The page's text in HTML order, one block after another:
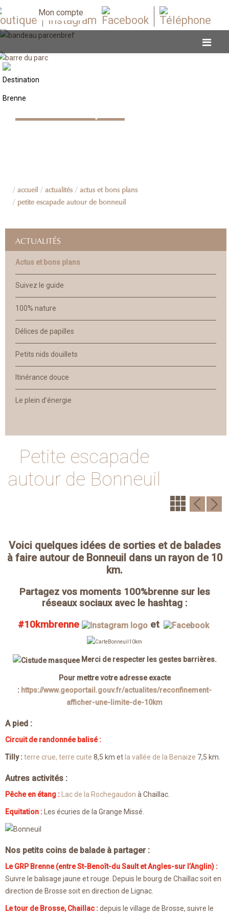
Mon compte
accueil actualités actus et bons plans
petite escapade autour de bonneuil
ACTUALITÉS
Actus et bons plans
Suivez le guide
100% nature
Délices de papilles
Petits nids douillets
Itinérance douce
Le plein d’énergie
Petite escapade
autour de Bonneuil
Voici quelques idées de sorties et de balades
à faire autour de Bonneuil dans un rayon de 10
km.
Partagez vos moments 100%brenne sur les
réseaux sociaux avec le hashtag :
#10kmbrenne
et
Merci de respecter les gestes barrières.
Pour mettre votre adresse exacte
: https://www.geoportail.gouv.fr/actualites/reconfinement-
afficher-une-limite-de-10km
A pied :
Circuit de randonnée balisé :
Tilly :terre crue, terre cuite 8,5 km et la vallée de la Benaize 7,5 km.
Autres activités :
Pêche en étang : Lac de la Rochegaudon à Chaillac.
Equitation : Les écuries de la Grange Missé.
Nos petits coins de balade à partager :
Le GRP Brenne (entre St-Benoît-du Sault et Angles-sur l’Anglin) :
Suivre le balisage jaune et rouge. Depuis le bourg de Chaillac soit en
direction de Brosse soit en direction de Lignac.
Le tour de Brosse, Chaillac :depuis le village de Brosse, suivre le